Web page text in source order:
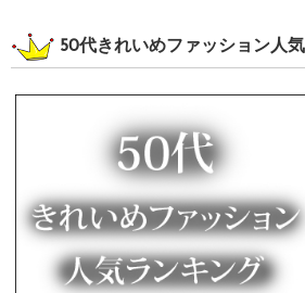
50代きれいめファッション人